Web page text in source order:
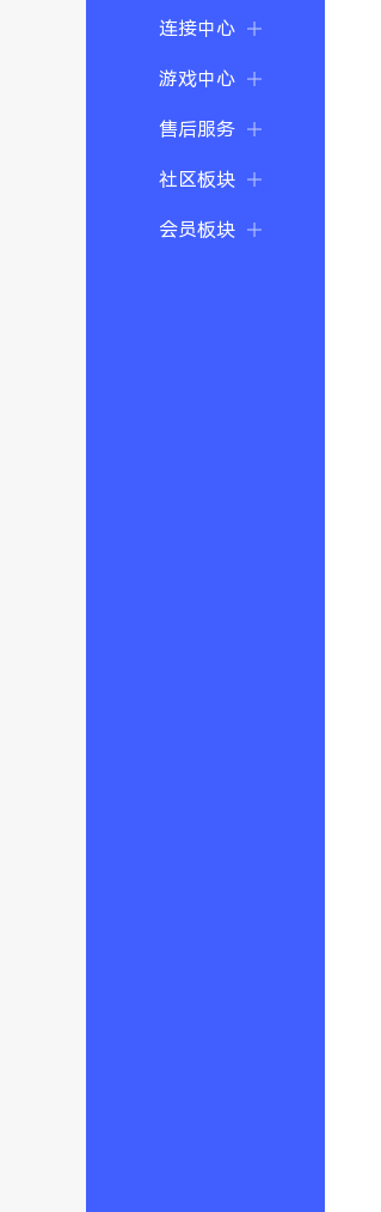
连接中心
游戏中心
售后服务
社区板块
会员板块